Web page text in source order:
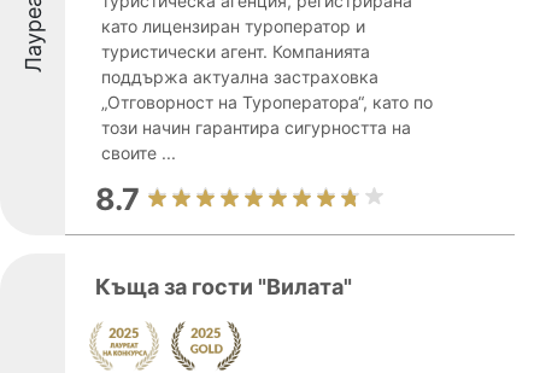
Лауреати
като лицензиран туроператор и
туристически агент. Компанията
поддържа актуална застраховка
„Отговорност на Туроператора“, като по
този начин гарантира сигурността на
своите ...
8.7
Къща за гости "Вилата"